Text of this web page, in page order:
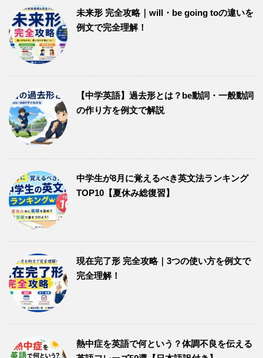
未来形 完全攻略｜will・be going toの違いを
例文で完全理解！
【中学英語】過去形とは？be動詞・一般動詞
の作り方を例文で解説
中学生が8月に覚えるべき英文法ランキング
TOP10【夏休み総復習】
現在完了形 完全攻略｜3つの使い方を例文で
完全理解！
熱中症を英語で何という？体調不良を伝える